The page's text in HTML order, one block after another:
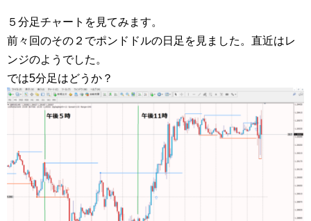
５分足チャートを見てみます。
前々回のその２でポンドドルの日足を見ました。直近はレ
ンジのようでした。
では5分足はどうか？